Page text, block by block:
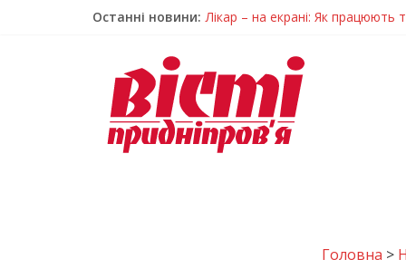
Останні новини: Лікар – на екрані: Як працюють
Пошуки тривають: на
Ветерани Дніпропетровщини
Говорити про воду без паніки:
Головна >